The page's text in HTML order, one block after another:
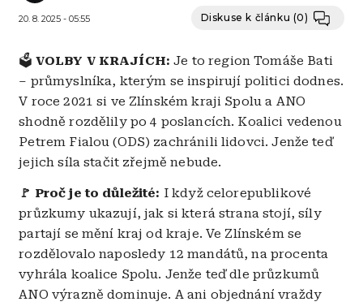
20. 8. 2025 - 05:55 Diskuse k článku (0)
🗳️ VOLBY V KRAJÍCH: Je to region Tomáše Bati
– průmyslníka, kterým se inspirují politici dodnes.
V roce 2021 si ve Zlínském kraji Spolu a ANO
shodně rozdělily po 4 poslancích. Koalici vedenou
Petrem Fialou (ODS) zachránili lidovci. Jenže teď
jejich síla stačit zřejmě nebude.
🚩 Proč je to důležité: I když celorepublikové
průzkumy ukazují, jak si která strana stojí, síly
partají se mění kraj od kraje. Ve Zlínském se
rozdělovalo naposledy 12 mandátů, na procenta
vyhrála koalice Spolu. Jenže teď dle průzkumů
ANO výrazně dominuje. A ani objednání vraždy